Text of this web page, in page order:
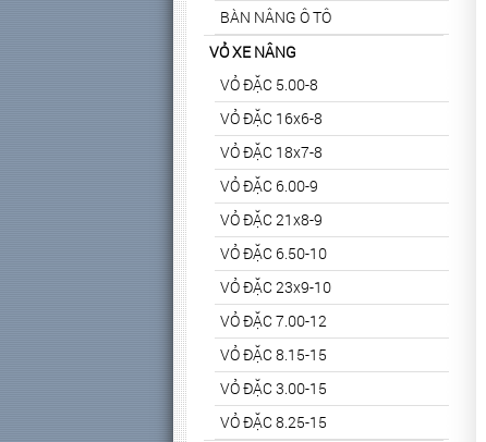
BÀN NÂNG Ô TÔ
VỎ XE NÂNG
VỎ ĐẶC 5.00-8
VỎ ĐẶC 16x6-8
VỎ ĐẶC 18x7-8
VỎ ĐẶC 6.00-9
VỎ ĐẶC 21x8-9
VỎ ĐẶC 6.50-10
VỎ ĐẶC 23x9-10
VỎ ĐẶC 7.00-12
VỎ ĐẶC 8.15-15
VỎ ĐẶC 3.00-15
VỎ ĐẶC 8.25-15